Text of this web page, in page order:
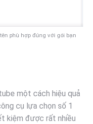
phù hợp đúng với gói bạn
một cách hiệu quả
cụ lựa chọn số 1
kiệm được rất nhiều